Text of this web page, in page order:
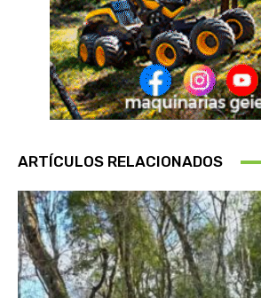
ARTÍCULOS RELACIONADOS